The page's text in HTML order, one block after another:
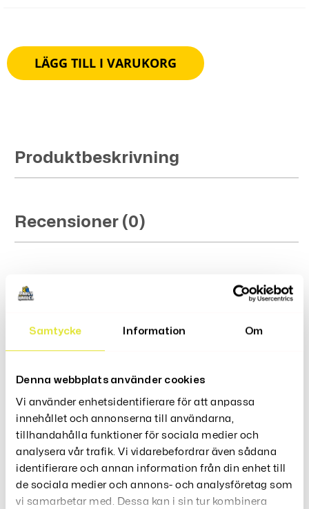
Samtycke Information Om
Denna webbplats använder cookies
Vi använder enhetsidentifierare för att anpassa
innehållet och annonserna till användarna,
tillhandahålla funktioner för sociala medier och
analysera vår trafik. Vi vidarebefordrar även sådana
identifierare och annan information från din enhet till
de sociala medier och annons- och analysföretag som
vi samarbetar med. Dessa kan i sin tur kombinera
LÄGG TILL I VARUKORG
Produktbeskrivning
Recensioner (0)